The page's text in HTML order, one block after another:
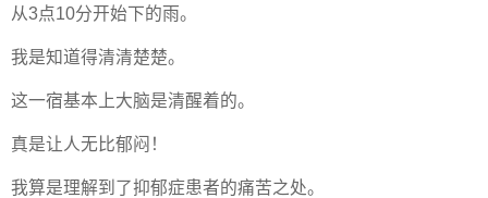
从3点10分开始下的雨。
我是知道得清清楚楚。
这一宿基本上大脑是清醒着的。
真是让人无比郁闷！
我算是理解到了抑郁症患者的痛苦之处。